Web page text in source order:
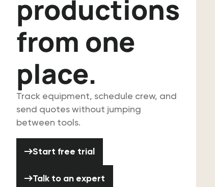
productions
from one
place.
Track equipment, schedule crew, and
send quotes without jumping
between tools.
Start free trial
Talk to an expert